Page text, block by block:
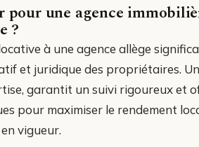
pour une agence
?
à une agence allège
et juridique des propriétaires.
garantit un suivi rigoureux et
pour maximiser le rendement
vigueur.